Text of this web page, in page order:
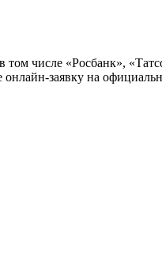
числе «Росбанк»,
заявку на